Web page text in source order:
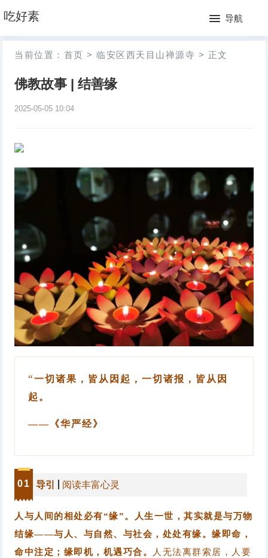
吃好素 导航
网
站
月
当前位置： 首页 > 临安区西天目山禅源寺 > 正文
佛教故事 | 结善缘
2025-05-05 10:04
“一切诸果，皆从因起，一切诸报，皆从因
起。
——《华严经》
01 导引 阅读丰富心灵
人与人间的相处必有“缘”。人生一世，其实就是与万物
结缘——与人、与自然、与社会，处处有缘。缘即命，
命中注定；缘即机，机遇巧合。
人无法离群索居，人要